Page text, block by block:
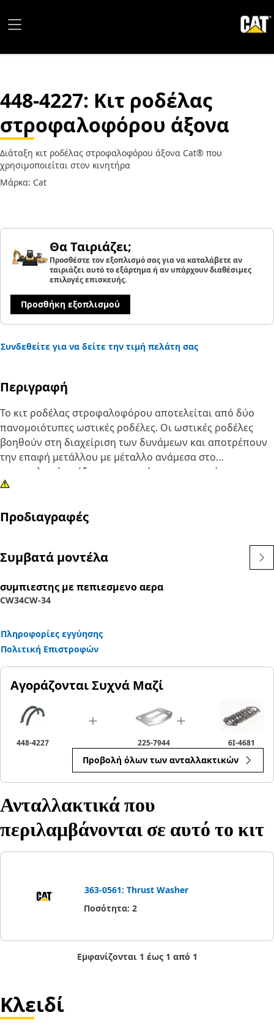
448-4227: Κιτ ροδέλας
στροφαλοφόρου άξονα
Διάταξη κιτ ροδέλας στροφαλοφόρου άξονα Cat® που
χρησιμοποιείται στον κινητήρα
Μάρκα: Cat
Θα Ταιριάζει;
Προσθέστε τον εξοπλισμό σας για να καταλάβετε αν
ταιριάζει αυτό το εξάρτημα ή αν υπάρχουν διαθέσιμες
επιλογές επισκευής.
Προσθήκη εξοπλισμού
Συνδεθείτε για να δείτε την τιμή πελάτη σας
Περιγραφή
Το κιτ ροδέλας στροφαλοφόρου αποτελείται από δύο
πανομοιότυπες ωστικές ροδέλες. Οι ωστικές ροδέλες
βοηθούν στη διαχείριση των δυνάμεων και αποτρέπουν
την επαφή μετάλλου με μέταλλο ανάμεσα στο
στροφαλοφόρο άξονα και το σώμα του κινητήρα.
Υποβάλλονται σε ακραίες συνθήκες και πρέπει να
χρησιμοποιείται για την αντικατάσταση φθαρμένων
Χαρακτηριστικά:
• Σχεδιασμένο για να αντιστέκεται στη φθορά τριβής
Το σετ ροδέλας στροφαλοφόρου χρησιμοποιείται για
τακτική συντήρηση και αντικατάσταση φθαρμένων
αξιόπιστη λειτουργία του στροφαλοφόρου άξονα.
Προδιαγραφές
Συμβατά μοντέλα
συμπιεστης με πεπιεσμενο αερα
CW34CW-34
Πληροφορίες εγγύησης
Πολιτική Επιστροφών
Αγοράζονται Συχνά Μαζί
448-4227 225-7944 6I-4681
Προβολή όλων των ανταλλακτικών
Ανταλλακτικά που
περιλαμβάνονται σε αυτό το κιτ
363-0561: Thrust Washer
Ποσότητα: 2
Εμφανίζονται 1 έως 1 από 1
Κλειδί